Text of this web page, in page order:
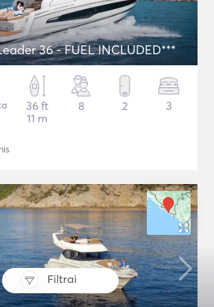
Filtrai
36 - FUEL INCLUDED***
36 ft
11 m
8 2 3